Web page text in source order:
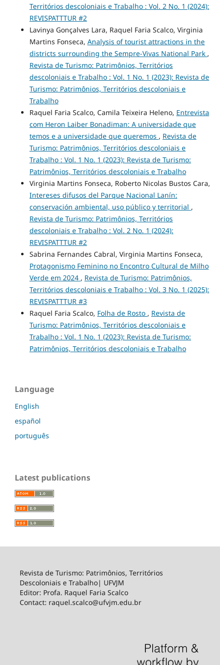
Territórios descoloniais e Trabalho : Vol. 2 No. 1 (2024):
REVISPATTTUR #2
Lavinya Gonçalves Lara, Raquel Faria Scalco, Virginia
Martins Fonseca, Analysis of tourist attractions in the
districts surrounding the Sempre-Vivas National Park ,
Revista de Turismo: Patrimônios, Territórios
descoloniais e Trabalho : Vol. 1 No. 1 (2023): Revista de
Turismo: Patrimônios, Territórios descoloniais e
Trabalho
Raquel Faria Scalco, Camila Teixeira Heleno, Entrevista
com Heron Laiber Bonadiman: A universidade que
temos e a universidade que queremos , Revista de
Turismo: Patrimônios, Territórios descoloniais e
Trabalho : Vol. 1 No. 1 (2023): Revista de Turismo:
Patrimônios, Territórios descoloniais e Trabalho
Virginia Martins Fonseca, Roberto Nicolas Bustos Cara,
Intereses difusos del Parque Nacional Lanín:
conservación ambiental, uso público y territorial ,
Revista de Turismo: Patrimônios, Territórios
descoloniais e Trabalho : Vol. 2 No. 1 (2024):
REVISPATTTUR #2
Sabrina Fernandes Cabral, Virginia Martins Fonseca,
Protagonismo Feminino no Encontro Cultural de Milho
Verde em 2024 , Revista de Turismo: Patrimônios,
Territórios descoloniais e Trabalho : Vol. 3 No. 1 (2025):
REVISPATTTUR #3
Raquel Faria Scalco, Folha de Rosto , Revista de
Turismo: Patrimônios, Territórios descoloniais e
Trabalho : Vol. 1 No. 1 (2023): Revista de Turismo:
Patrimônios, Territórios descoloniais e Trabalho
Language
English
español
português
Latest publications
Revista de Turismo: Patrimônios, Territórios
Descoloniais e Trabalho| UFVJM
Editor: Profa. Raquel Faria Scalco
Contact: raquel.scalco@ufvjm.edu.br